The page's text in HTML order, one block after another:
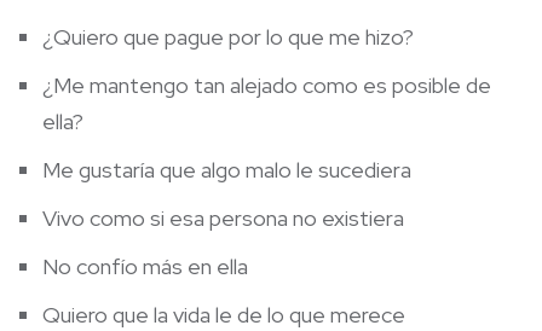
¿Quiero que pague por lo que me hizo?
¿Me mantengo tan alejado como es posible de
ella?
Me gustaría que algo malo le sucediera
Vivo como si esa persona no existiera
No confío más en ella
Quiero que la vida le de lo que merece